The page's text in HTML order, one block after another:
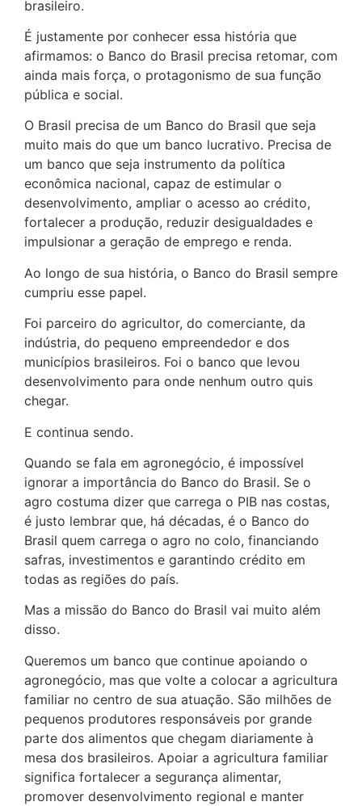
brasileiro.
É justamente por conhecer essa história que
afirmamos: o Banco do Brasil precisa retomar, com
ainda mais força, o protagonismo de sua função
pública e social.
O Brasil precisa de um Banco do Brasil que seja
muito mais do que um banco lucrativo. Precisa de
um banco que seja instrumento da política
econômica nacional, capaz de estimular o
desenvolvimento, ampliar o acesso ao crédito,
fortalecer a produção, reduzir desigualdades e
impulsionar a geração de emprego e renda.
Ao longo de sua história, o Banco do Brasil sempre
cumpriu esse papel.
Foi parceiro do agricultor, do comerciante, da
indústria, do pequeno empreendedor e dos
municípios brasileiros. Foi o banco que levou
desenvolvimento para onde nenhum outro quis
chegar.
E continua sendo.
Quando se fala em agronegócio, é impossível
ignorar a importância do Banco do Brasil. Se o
agro costuma dizer que carrega o PIB nas costas,
é justo lembrar que, há décadas, é o Banco do
Brasil quem carrega o agro no colo, financiando
safras, investimentos e garantindo crédito em
todas as regiões do país.
Mas a missão do Banco do Brasil vai muito além
disso.
Queremos um banco que continue apoiando o
agronegócio, mas que volte a colocar a agricultura
familiar no centro de sua atuação. São milhões de
pequenos produtores responsáveis por grande
parte dos alimentos que chegam diariamente à
mesa dos brasileiros. Apoiar a agricultura familiar
significa fortalecer a segurança alimentar,
promover desenvolvimento regional e manter